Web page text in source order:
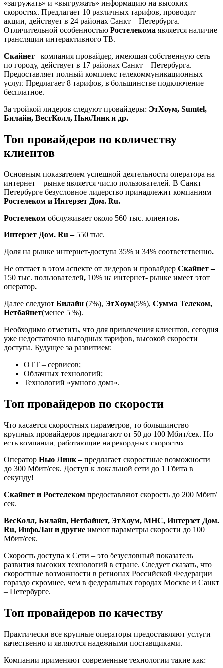
«загружать» и «выгружать» информацию на высоких
скоростях. Предлагает 10 различных тарифов, проводит
акции, действует в 24 районах Санкт – Петербурга.
Отличительной особенностью Ростелекома является наличие
трансляции интерактивного ТВ.
Скайнет– компания провайдер, имеющая собственную сеть
по городу, действует в 17 районах Санкт – Петербурга.
Предоставляет полный комплекс телекоммуникационных
услуг. Предлагает 8 тарифов, в большинстве подключение
бесплатное.
За тройкой лидеров следуют провайдеры: ЭтХоум, Sumtel,
Билайн, ВестКолл, НьюЛинк и др.
Топ провайдеров по количеству
клиентов
Основным показателем успешной деятельности оператора на
интернет – рынке является число пользователей. В Санкт –
Петербурге безусловное лидерство принадлежит компаниям
Ростелеком и Интерзет Дом. Ru.
Ростелеком обслуживает около 560 тыс. клиентов.
Интерзет Дом. Ru – 550 тыс.
Доля на рынке интернет-доступа 35% и 34% соответственно.
Не отстает в этом аспекте от лидеров и провайдер Скайнет –
150 тыс. пользователей, 10% на интернет- рынке имеет этот
оператор.
Далее следуют Билайн (7%), ЭтХоум(5%), Сумма Телеком,
Нетбайнет(менее 5 %).
Необходимо отметить, что для привлечения клиентов, сегодня
уже недостаточно выгодных тарифов, высокой скорости
доступа. Будущее за развитием:
ОТТ – сервисов;
Облачных технологий;
Технологий «умного дома».
Топ провайдеров по скорости
Что касается скоростных параметров, то большинство
крупных провайдеров предлагают от 50 до 100 Мбит/сек. Но
есть компании, работающие на рекордных скоростях.
Оператор Нью Линк –предлагает скоростные возможности
до 300 Мбит/сек. Доступ к локальной сети до 1 Гбита в
секунду!
Скайнет и Ростелеком предоставляют скорость до 200 Мбит/
сек.
ВесКолл, Билайн, Нетбайнет, ЭтХоум, МНС, Интерзет Дом.
Ru, ИнфоЛан и другие имеют параметры скорости до 100
Мбит/сек.
Скорость доступа к Сети – это безусловный показатель
развития высоких технологий в стране. Следует сказать, что
скоростные возможности в регионах Российской Федерации
гораздо скромнее, чем в федеральных городах Москве и Санкт
– Петербурге.
Топ провайдеров по качеству
Практически все крупные операторы предоставляют услуги
качественно и являются надежными поставщиками.
Компании применяют современные технологии такие как: